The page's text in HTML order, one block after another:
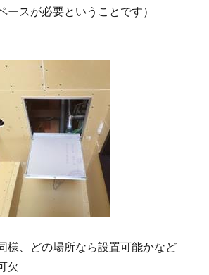
ースが必要ということです）
様、どの場所なら設置可能かなど
欠